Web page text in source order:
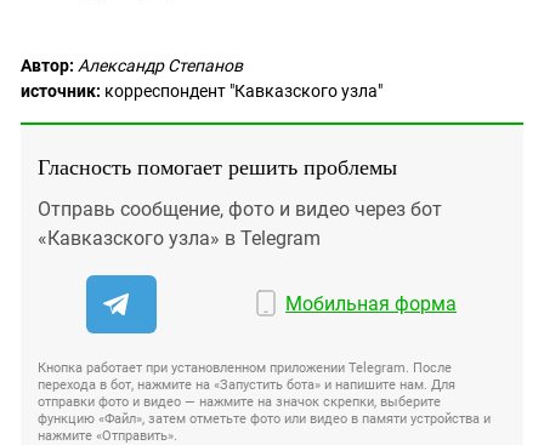
Автор: Александр Степанов
источник: корреспондент "Кавказского узла"
Гласность помогает решить проблемы
Отправь сообщение, фото и видео через бот
«Кавказского узла» в Telegram
Мобильная форма
Кнопка работает при установленном приложении Telegram. После
перехода в бот, нажмите на «Запустить бота» и напишите нам. Для
отправки фото и видео — нажмите на значок скрепки, выберите
функцию «Файл», затем отметьте фото или видео в памяти устройства и
нажмите «Отправить».